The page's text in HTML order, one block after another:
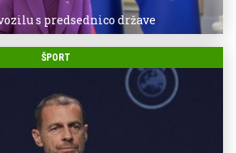
s predsednico države
ŠPORT